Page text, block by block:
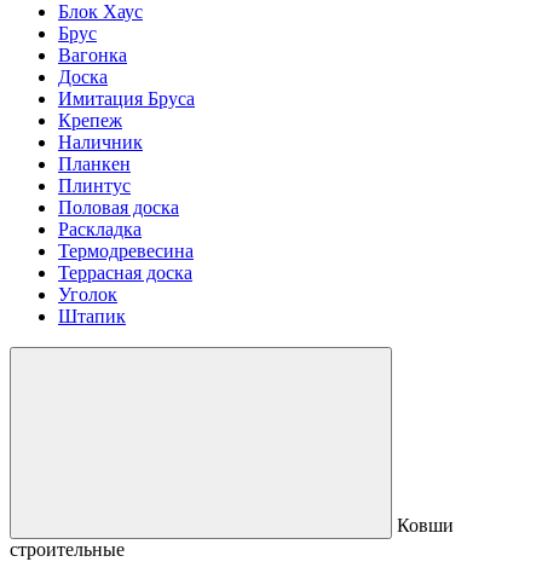
Блок Хаус
Брус
Вагонка
Доска
Имитация Бруса
Крепеж
Наличник
Планкен
Плинтус
Половая доска
Раскладка
Термодревесина
Террасная доска
Уголок
Штапик
Ковши
строительные